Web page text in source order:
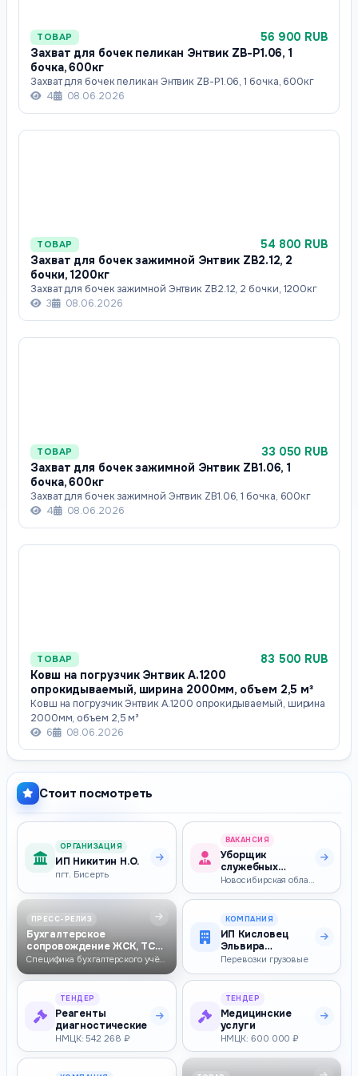
ТОВАР
56 900 RUB
Захват для бочек пеликан Энтвик ZB-P1.06, 1
бочка, 600кг
Захват для бочек пеликан Энтвик ZB-P1.06, 1 бочка, 600кг
4
08.06.2026
ТОВАР
54 800 RUB
Захват для бочек зажимной Энтвик ZB2.12, 2
бочки, 1200кг
Захват для бочек зажимной Энтвик ZB2.12, 2 бочки, 1200кг
3
08.06.2026
ТОВАР
33 050 RUB
Захват для бочек зажимной Энтвик ZB1.06, 1
бочка, 600кг
Захват для бочек зажимной Энтвик ZB1.06, 1 бочка, 600кг
4
08.06.2026
ТОВАР
83 500 RUB
Ковш на погрузчик Энтвик А.1200
опрокидываемый, ширина 2000мм, объем 2,5 м³
Ковш на погрузчик Энтвик А.1200 опрокидываемый, ширина
2000мм, объем 2,5 м³
6
08.06.2026
Стоит посмотреть
ОРГАНИЗАЦИЯ
ИП Никитин Н.О.
пгт. Бисерть
ВАКАНСИЯ
Уборщик
служебных
помещений
Новосибирская область — 34 543–43 178 ₽
ПРЕСС-РЕЛИЗ
Бухгалтерское
сопровождение ЖСК, ТСН
и СНТ: учёт, начис…
Специфика бухгалтерского учёта в ЖСК, ТСН и СНТ: чем он отличается от …
КОМПАНИЯ
ИП Кисловец
Эльвира
Андреевна
Перевозки грузовые
ТЕНДЕР
Реагенты
диагностические
НМЦК: 542 268 ₽
ТЕНДЕР
Медицинские
услуги
НМЦК: 600 000 ₽